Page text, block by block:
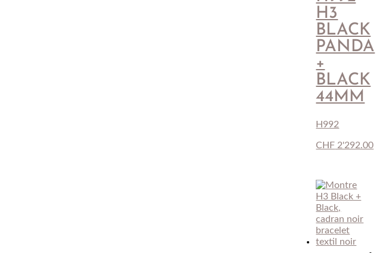
H3
BLACK
PANDA
+
BLACK
44MM
H992
CHF 2'292.00